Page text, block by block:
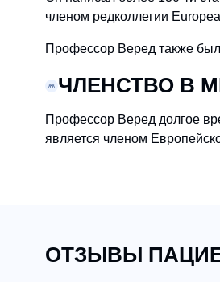
членом редколлегии
Профессор Веред также
ЧЛЕНСТВО В
Профессор Веред долгое
является членом
ОТЗЫВЫ